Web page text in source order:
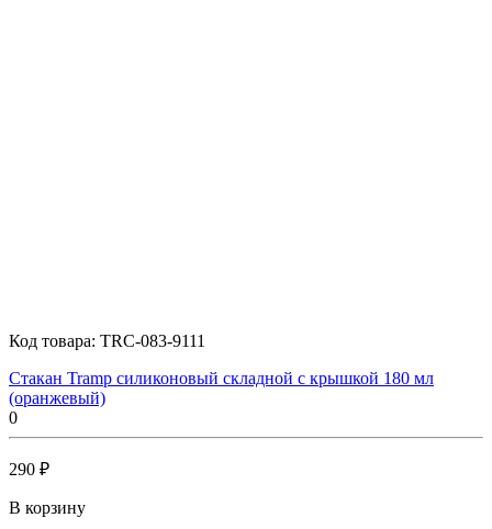
Код товара: TRC-083-9111
Стакан Tramp силиконовый складной с крышкой 180 мл
(оранжевый)
0
290 ₽
В корзину